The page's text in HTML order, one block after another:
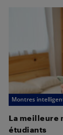
Montres
La meilleure
étudiants